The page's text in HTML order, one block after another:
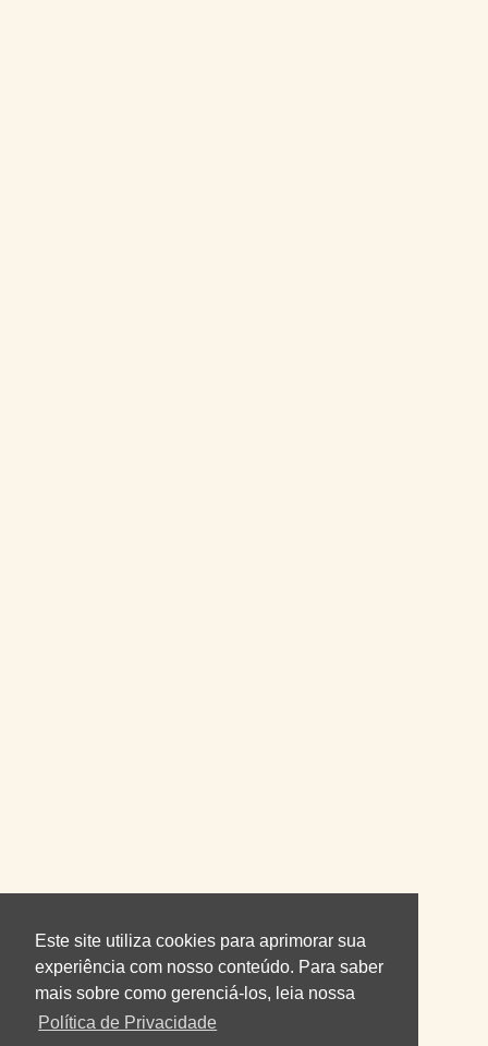
Este site utiliza cookies para aprimorar sua
experiência com nosso conteúdo. Para saber
mais sobre como gerenciá-los, leia nossa
Política de Privacidade